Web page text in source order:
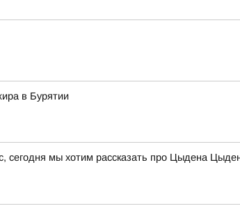
в Бурятии
мы хотим рассказать про Цыдена